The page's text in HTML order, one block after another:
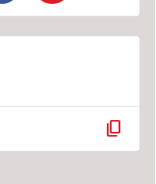
content_copy